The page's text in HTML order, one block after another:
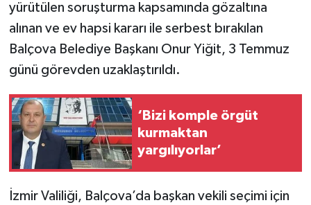
yürütülen soruşturma kapsamında gözaltına
alınan ve ev hapsi kararı ile serbest bırakılan
Balçova Belediye Başkanı Onur Yiğit, 3 Temmuz
günü görevden uzaklaştırıldı.
‘Bizi komple örgüt
kurmaktan
yargılıyorlar’
İzmir Valiliği, Balçova’da başkan vekili seçimi için